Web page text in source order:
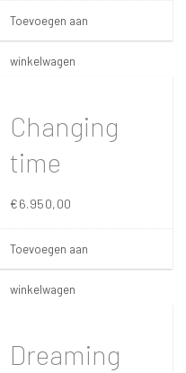
Toevoegen aan
winkelwagen
Changing
time
€6.950,00
Toevoegen aan
winkelwagen
Dreaming